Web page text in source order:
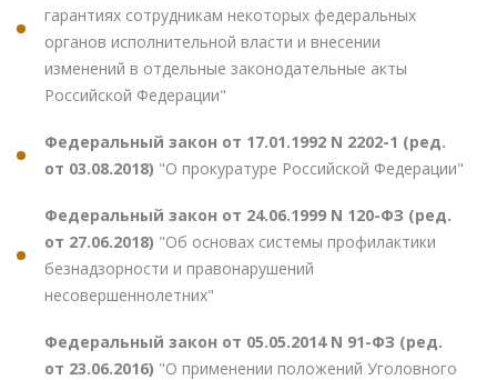
гарантиях сотрудникам некоторых федеральных
органов исполнительной власти и внесении
изменений в отдельные законодательные акты
Российской Федерации"
Федеральный закон от 17.01.1992 N 2202-1 (ред.
от 03.08.2018) "О прокуратуре Российской Федерации"
Федеральный закон от 24.06.1999 N 120-ФЗ (ред.
от 27.06.2018) "Об основах системы профилактики
безнадзорности и правонарушений
несовершеннолетних"
Федеральный закон от 05.05.2014 N 91-ФЗ (ред.
от 23.06.2016) "О применении положений Уголовного